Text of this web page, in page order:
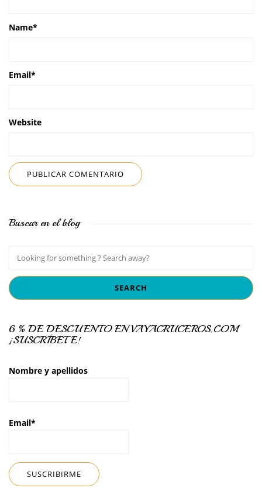
Name*
Email*
Website
Buscar en el blog
6 % DE DESCUENTO EN VAYACRUCEROS.COM
¡SUSCRÍBETE!
Nombre y apellidos
Email*